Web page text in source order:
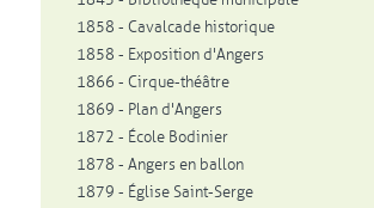
1858 - Cavalcade historique
1858 - Exposition d'Angers
1866 - Cirque-théâtre
1869 - Plan d'Angers
1872 - École Bodinier
1878 - Angers en ballon
1879 - Église Saint-Serge